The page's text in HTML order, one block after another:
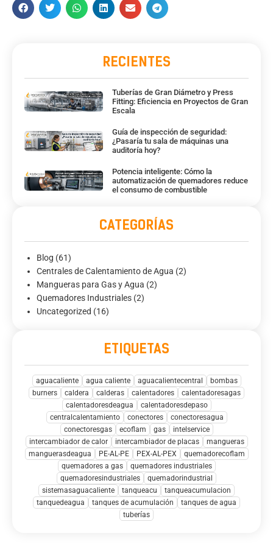
RECIENTES
Tuberías de Gran Diámetro y Press
Fitting: Eficiencia en Proyectos de Gran
Escala
Guía de inspección de seguridad:
¿Pasaría tu sala de máquinas una
auditoría hoy?
Potencia inteligente: Cómo la
automatización de quemadores reduce
el consumo de combustible
CATEGORÍAS
Blog (61)
Centrales de Calentamiento de Agua (2)
Mangueras para Gas y Agua (2)
Quemadores Industriales (2)
Uncategorized (16)
ETIQUETAS
aguacaliente agua caliente aguacalientecentral
bombas
burners
caldera calderas calentadores
calentadoresagas
calentadoresdeagua
calentadoresdepaso
centralcalentamiento
conectores
conectoresagua
conectoresgas
ecoflam gas
intelservice
intercambiador de calor
intercambiador de placas
mangueras
manguerasdeagua
PE-AL-PE PEX-AL-PEX
quemadorecoflam
quemadores a gas
quemadores industriales
quemadoresindustriales
quemadorindustrial
sistemasaguacaliente
tanqueacu
tanqueacumulacion
tanquedeagua
tanques de acumulación
tanques de agua
tuberías